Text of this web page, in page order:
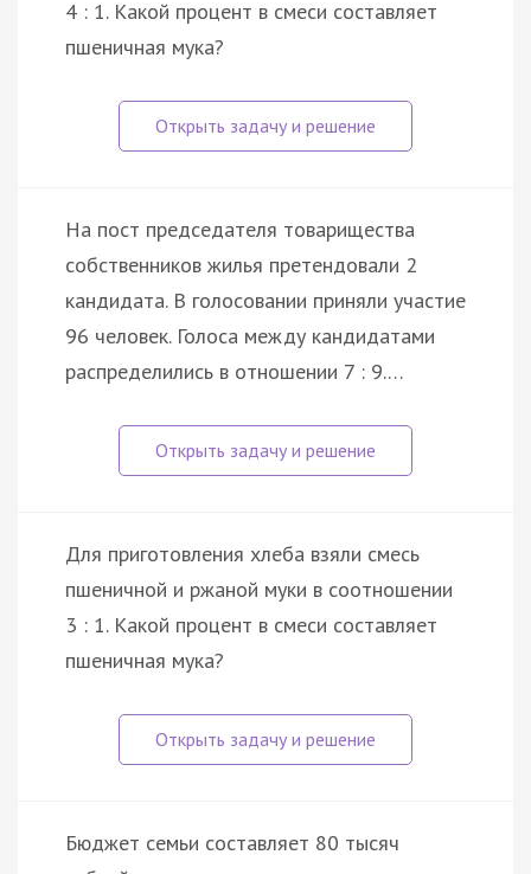
4 : 1. Какой процент в смеси составляет
пшеничная мука?
На пост председателя товарищества
собственников жилья претендовали 2
кандидата. В голосовании приняли участие
96 человек. Голоса между кандидатами
распределились в отношении 7 : 9.…
Для приготовления хлеба взяли смесь
пшеничной и ржаной муки в соотношении
3 : 1. Какой процент в смеси составляет
пшеничная мука?
Бюджет семьи составляет 80 тысяч